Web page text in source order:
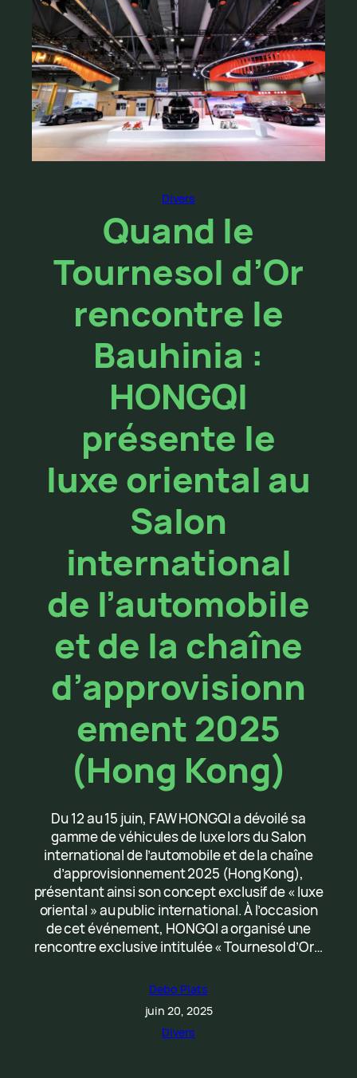
Divers
Quand le
Tournesol d’Or
rencontre le
Bauhinia :
HONGQI
présente le
luxe oriental au
Salon
international
de l’automobile
et de la chaîne
d’approvisionn
ement 2025
(Hong Kong)
Du 12 au 15 juin, FAW HONGQI a dévoilé sa
gamme de véhicules de luxe lors du Salon
international de l’automobile et de la chaîne
d’approvisionnement 2025 (Hong Kong),
présentant ainsi son concept exclusif de « luxe
oriental » au public international. À l’occasion
de cet événement, HONGQI a organisé une
rencontre exclusive intitulée « Tournesol d’Or…
Debo Plats
juin 20, 2025
Divers